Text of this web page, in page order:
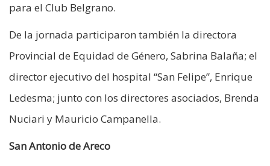
para el Club Belgrano.
De la jornada participaron también la directora
Provincial de Equidad de Género, Sabrina Balaña; el
director ejecutivo del hospital “San Felipe”, Enrique
Ledesma; junto con los directores asociados, Brenda
Nuciari y Mauricio Campanella.
San Antonio de Areco